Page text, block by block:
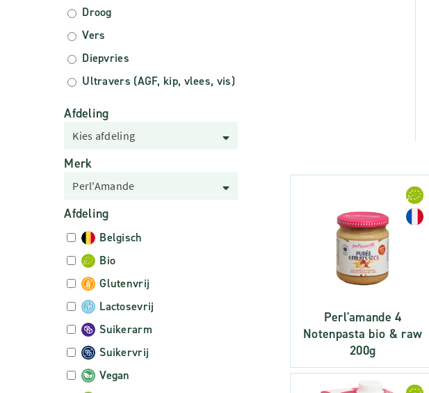
Droog
Vers
Diepvries
Ultravers (AGF, kip, vlees, vis)
Afdeling
Kies afdeling
Merk
Perl'Amande
Afdeling
Belgisch
Bio
Glutenvrij
Lactosevrij
Suikerarm
Suikervrij
Vegan
Perl'amande 4
Notenpasta bio & raw
200g